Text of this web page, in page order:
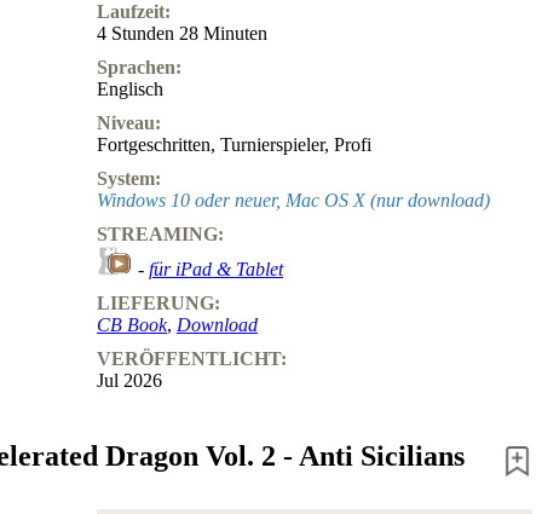
Laufzeit:
4 Stunden 28 Minuten
Sprachen:
Englisch
Niveau:
Fortgeschritten, Turnierspieler, Profi
System:
Windows 10 oder neuer, Mac OS X (nur download)
STREAMING:
- für iPad & Tablet
LIEFERUNG:
CB Book, Download
VERÖFFENTLICHT:
Jul 2026
Dragon Vol. 2 - Anti Sicilians